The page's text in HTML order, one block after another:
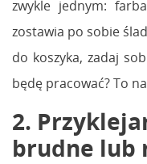
zwykle jednym:
zostawia po sobie
do koszyka, zadaj
będę pracować? To
2.
brudne lub